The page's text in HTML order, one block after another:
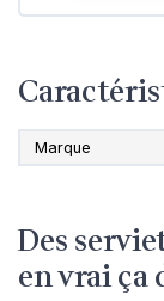
Marque
Des
en vrai ça